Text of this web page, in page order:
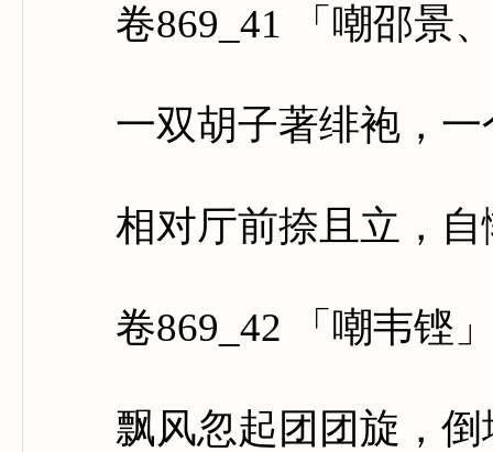
卷869_41 「嘲邵景、
一双胡子著绯袍，一
相对厅前捺且立，自
卷869_42 「嘲韦铿
飘风忽起团团旋，倒